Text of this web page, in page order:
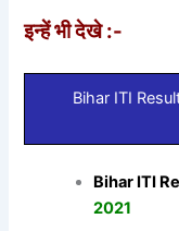
इन्हें भी देखे :-
Bihar ITI
Bihar ITI
2021